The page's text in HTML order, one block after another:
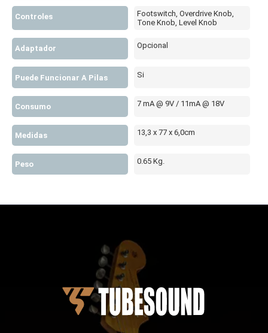
Controles
Footswitch, Overdrive Knob,
Tone Knob, Level Knob
Adaptador Opcional
Puede Funcionar A Pilas Si
Consumo 7 mA @ 9V / 11mA @ 18V
Medidas 13,3 x 77 x 6,0cm
Peso 0.65 Kg.